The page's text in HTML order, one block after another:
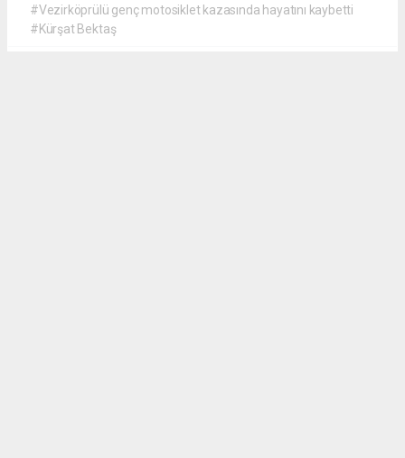
#Vezirköprülü genç motosiklet kazasında hayatını kaybetti
#Kürşat Bektaş